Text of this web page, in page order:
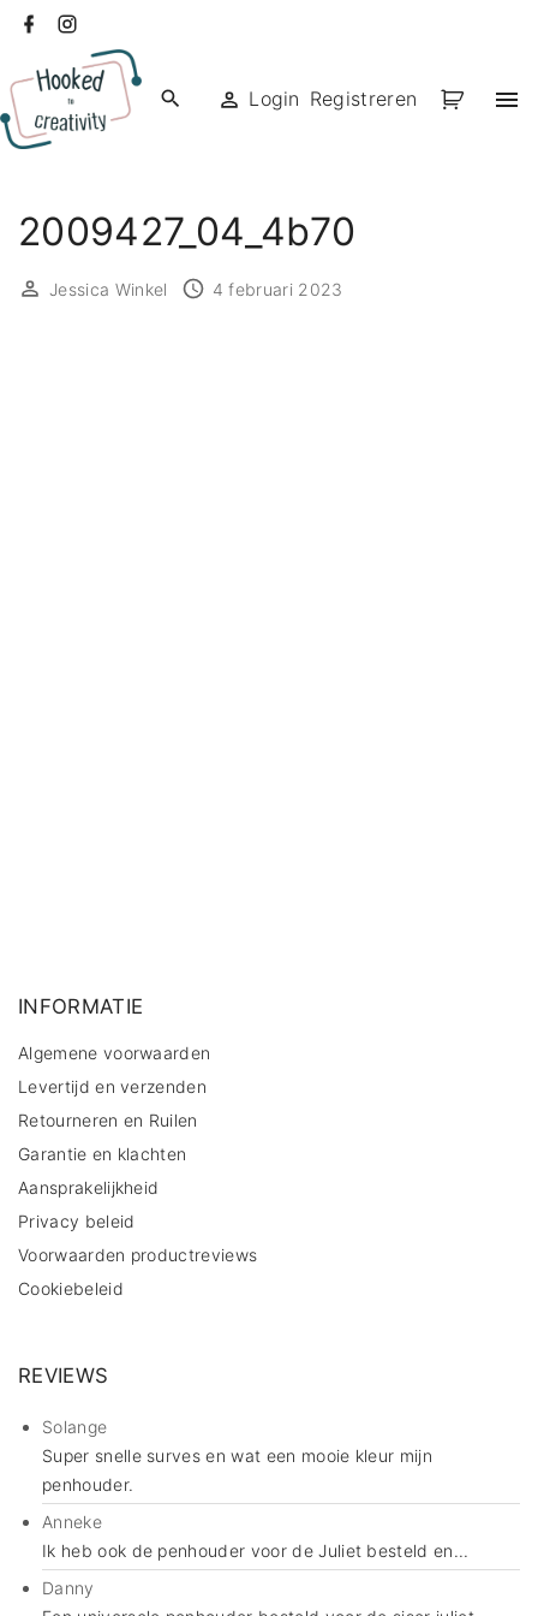
de
inhoud
facebook
Login Registreren
2009427_04_4b70
Jessica Winkel 4 februari 2023
INFORMATIE
Algemene voorwaarden
Levertijd en verzenden
Retourneren en Ruilen
Garantie en klachten
Aansprakelijkheid
Privacy beleid
Voorwaarden productreviews
Cookiebeleid
REVIEWS
Solange
Super snelle surves en wat een mooie kleur mijn
penhouder.
Anneke
Ik heb ook de penhouder voor de Juliet besteld en...
Danny